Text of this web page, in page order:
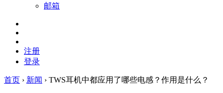
邮箱
注册
登录
首页 › 新闻 › TWS耳机中都应用了哪些电感？作用是什么？